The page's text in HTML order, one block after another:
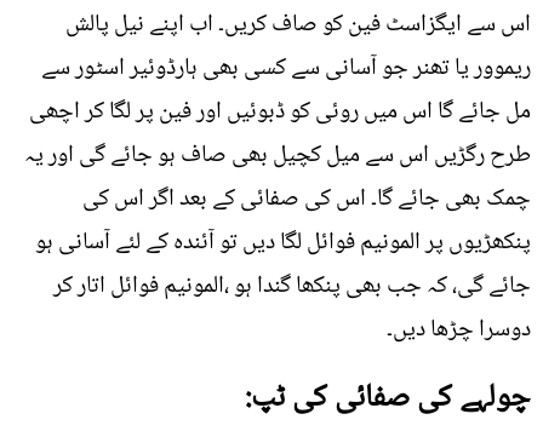
اس سے ایگزاسٹ فین کو صاف کریں۔ اب اپنے نیل پالش
ریموور یا تھنر جو آسانی سے کسی بھی ہارڈوئیر اسٹور سے
مل جائے گا اس میں روئی کو ڈبوئیں اور فین پر لگا کر اچھی
طرح رگڑیں اس سے میل کچیل بھی صاف ہو جائے گی اور یہ
چمک بھی جائے گا۔ اس کی صفائی کے بعد اگر اس کی
پنکھڑیوں پر المونیم فوائل لگا دیں تو آئندہ کے لئے آسانی ہو
جائے گی، کہ جب بھی پنکھا گندا ہو ،المونیم فوائل اتار کر
دوسرا چڑھا دیں۔
چولہے کی صفائی کی ٹپ: